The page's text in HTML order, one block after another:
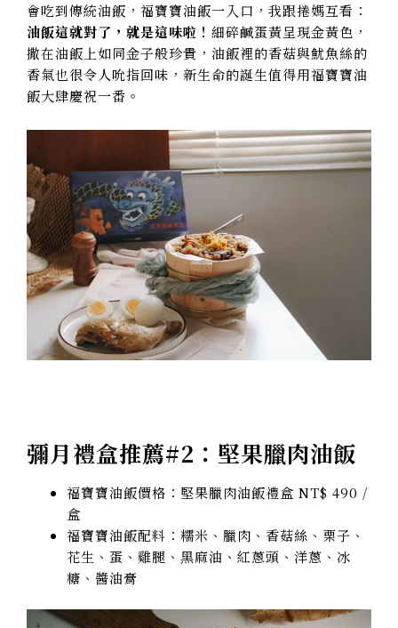
會吃到傳統油飯，福寶寶油飯一入口，我跟捲媽互看：
油飯這就對了，就是這味啦！ 細碎鹹蛋黃呈現金黃色，
撒在油飯上如同金子般珍貴，油飯裡的香菇與魷魚絲的
香氣也很令人吮指回味，新生命的誕生值得用福寶寶油
飯大肆慶祝一番。
彌月禮盒推薦#2：堅果臘肉油飯
福寶寶油飯價格：堅果臘肉油飯禮盒 NT$ 490 /
盒
福寶寶油飯配料 ：糯米、臘肉、香菇絲、栗子、
花生、蛋、雞腿、黑麻油、紅蔥頭、洋蔥、冰
糖、醬油膏